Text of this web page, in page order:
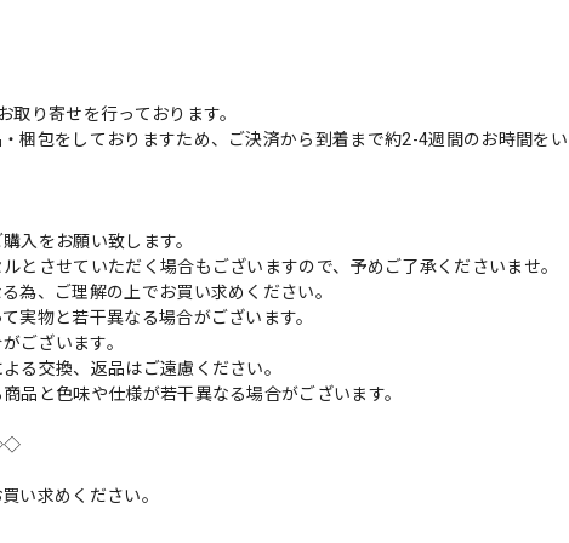
り寄せを行っております。
梱包をしておりますため、ご決済から到着まで約2-4週間のお時間を
入をお願い致します。
とさせていただく場合もございますので、予めご了承くださいませ。
為、ご理解の上でお買い求めください。
実物と若干異なる場合がございます。
ございます。
る交換、返品はご遠慮ください。
品と色味や仕様が若干異なる場合がございます。
い求めください。